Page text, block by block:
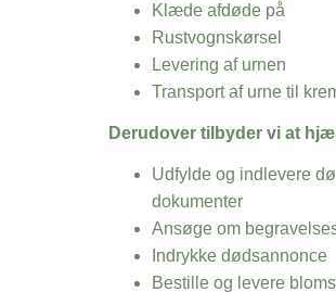
Klæde afdøde på
Rustvognskørsel
Levering af urnen
Transport af urne til
Derudover tilbyder vi at
Udfylde og indlevere
dokumenter
Ansøge om
Indrykke dødsannonce
Bestille og levere